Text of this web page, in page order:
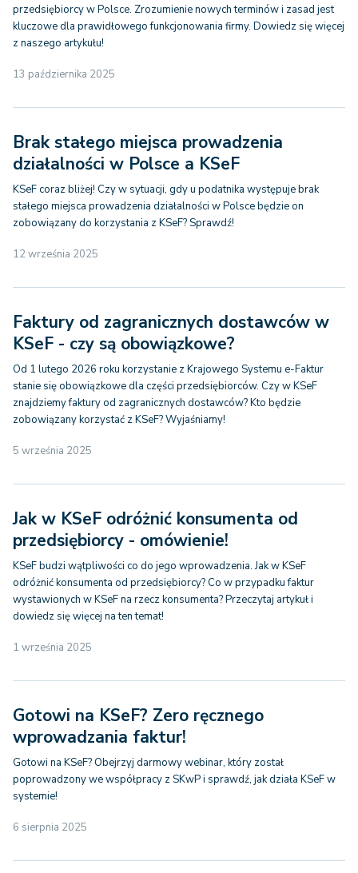
przedsiębiorcy w Polsce. Zrozumienie nowych terminów i zasad jest
kluczowe dla prawidłowego funkcjonowania firmy. Dowiedz się więcej
z naszego artykułu!
13 października 2025
Brak stałego miejsca prowadzenia
działalności w Polsce a KSeF
KSeF coraz bliżej! Czy w sytuacji, gdy u podatnika występuje brak
stałego miejsca prowadzenia działalności w Polsce będzie on
zobowiązany do korzystania z KSeF? Sprawdź!
12 września 2025
Faktury od zagranicznych dostawców w
KSeF - czy są obowiązkowe?
Od 1 lutego 2026 roku korzystanie z Krajowego Systemu e-Faktur
stanie się obowiązkowe dla części przedsiębiorców. Czy w KSeF
znajdziemy faktury od zagranicznych dostawców? Kto będzie
zobowiązany korzystać z KSeF? Wyjaśniamy!
5 września 2025
Jak w KSeF odróżnić konsumenta od
przedsiębiorcy - omówienie!
KSeF budzi wątpliwości co do jego wprowadzenia. Jak w KSeF
odróżnić konsumenta od przedsiębiorcy? Co w przypadku faktur
wystawionych w KSeF na rzecz konsumenta? Przeczytaj artykuł i
dowiedz się więcej na ten temat!
1 września 2025
Gotowi na KSeF? Zero ręcznego
wprowadzania faktur!
Gotowi na KSeF? Obejrzyj darmowy webinar, który został
poprowadzony we współpracy z SKwP i sprawdź, jak działa KSeF w
systemie!
6 sierpnia 2025